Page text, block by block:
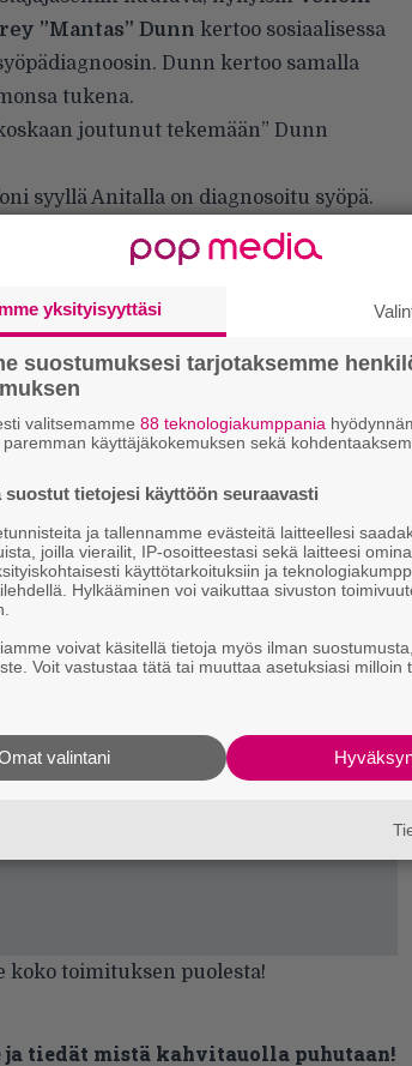
”Mantas” Dunn kertoo sosiaalisessa
Dunn kertoo samalla
tukena.
joutunut tekemään” Dunn
syyllä Anitalla on diagnosoitu syöpä.
yksistään riittää kertomaan, että
Soitan viimeiset sovitut festarikeikat
kunnes olemme selvittäneet
kanssa. Tulevaisuus on tällä
pysyä positiivisina ja vahvoina
koko toimituksen puolesta!
tiedät mistä kahvitauolla puhutaan!
yksityisyyttäsi
suostumuksesi tarjotaksemme
valitsemamme 88 teknologiakumppania
käyttäjäkokemuksen sekä
suostut tietojesi käyttöön seuraavasti
ja tallennamme evästeitä laitteellesi
joilla vierailit, IP-osoitteestasi sekä laitteesi
käyttötarkoituksiin ja
Hylkääminen voi vaikuttaa sivuston
voivat käsitellä tietoja myös ilman
Voit vastustaa tätä tai muuttaa asetuksiasi milloin
valintani